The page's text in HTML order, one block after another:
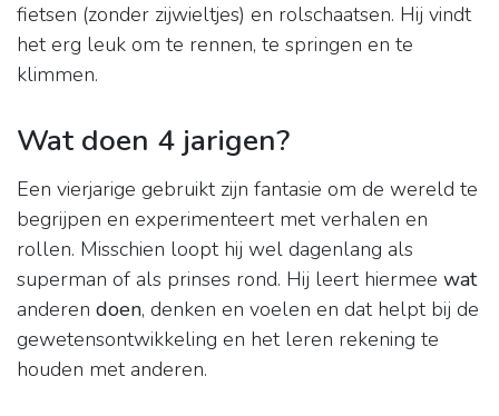
fietsen (zonder zijwieltjes) en rolschaatsen. Hij vindt
het erg leuk om te rennen, te springen en te
klimmen.
Wat doen 4 jarigen?
Een vierjarige gebruikt zijn fantasie om de wereld te
begrijpen en experimenteert met verhalen en
rollen. Misschien loopt hij wel dagenlang als
superman of als prinses rond. Hij leert hiermee wat
anderen doen, denken en voelen en dat helpt bij de
gewetensontwikkeling en het leren rekening te
houden met anderen.